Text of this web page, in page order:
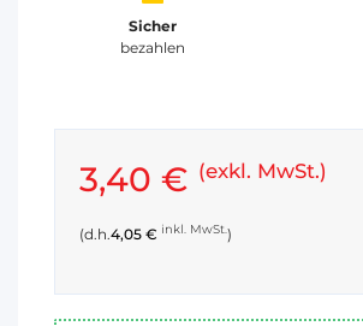
Sicher
bezahlen
3,40 € (exkl. MwSt.)
(d.h.4,05 € inkl. MwSt.)